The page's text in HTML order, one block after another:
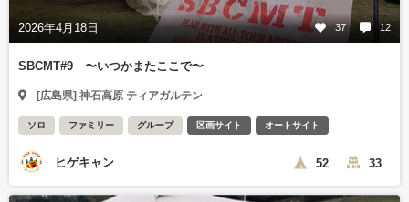
2026年4月18日 37 12
SBCMT#9 〜いつかまたここで〜
[広島県] 神石高原 ティアガルテン
ソロ ファミリー グループ 区画サイト オートサイト
ヒゲキャン 52 33